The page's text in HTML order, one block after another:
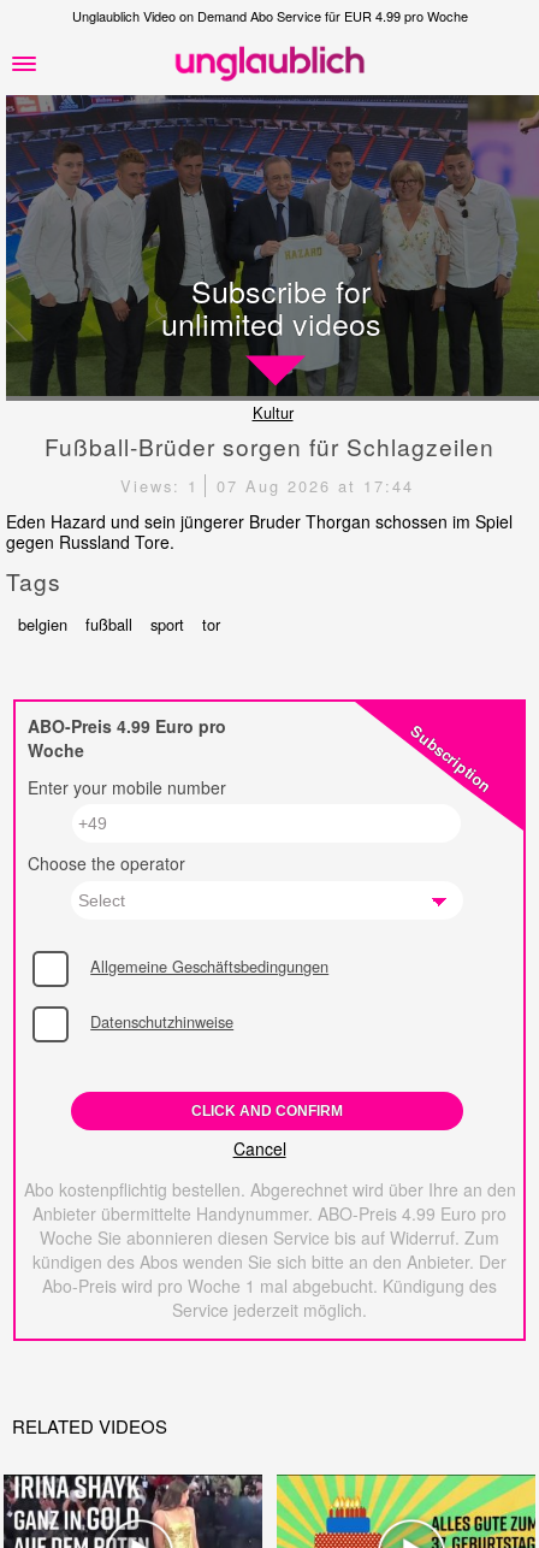
Unglaublich Video on Demand Abo Service für EUR 4.99 pro Woche
Subscribe for
unlimited videos
Kultur
Fußball-Brüder sorgen für Schlagzeilen
Views: 1 07 Aug 2026 at 17:44
Eden Hazard und sein jüngerer Bruder Thorgan schossen im Spiel
gegen Russland Tore.
Tags
belgien fußball sport tor
Subscription
ABO-Preis 4.99 Euro pro
Woche
Enter your mobile number
Choose the operator
Allgemeine Geschäftsbedingungen
Datenschutzhinweise
CLICK AND CONFIRM
Cancel
Abo kostenpflichtig bestellen. Abgerechnet wird über Ihre an den
Anbieter übermittelte Handynummer. ABO-Preis 4.99 Euro pro
Woche Sie abonnieren diesen Service bis auf Widerruf. Zum
kündigen des Abos wenden Sie sich bitte an den Anbieter. Der
Abo-Preis wird pro Woche 1 mal abgebucht. Kündigung des
Service jederzeit möglich.
RELATED VIDEOS